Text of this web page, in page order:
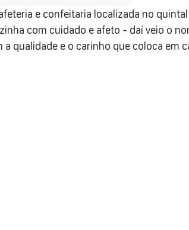
e confeitaria localizada no
com cuidado e afeto - daí veio o
qualidade e o carinho que coloca em